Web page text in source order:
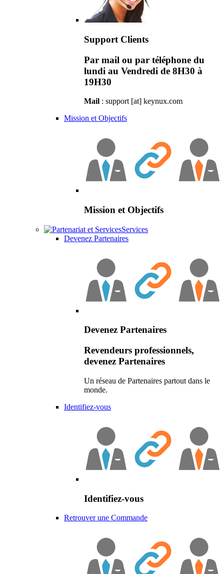
Support Clients
Par mail ou par téléphone du
lundi au Vendredi de 8H30 à
19H30
Mail : support [at] keynux.com
Mission et Objectifs
Mission et Objectifs
Services
Devenez Partenaires
Devenez Partenaires
Revendeurs professionnels,
devenez Partenaires
Un réseau de Partenaires partout dans le
monde.
Identifiez-vous
Identifiez-vous
Retrouver une Commande